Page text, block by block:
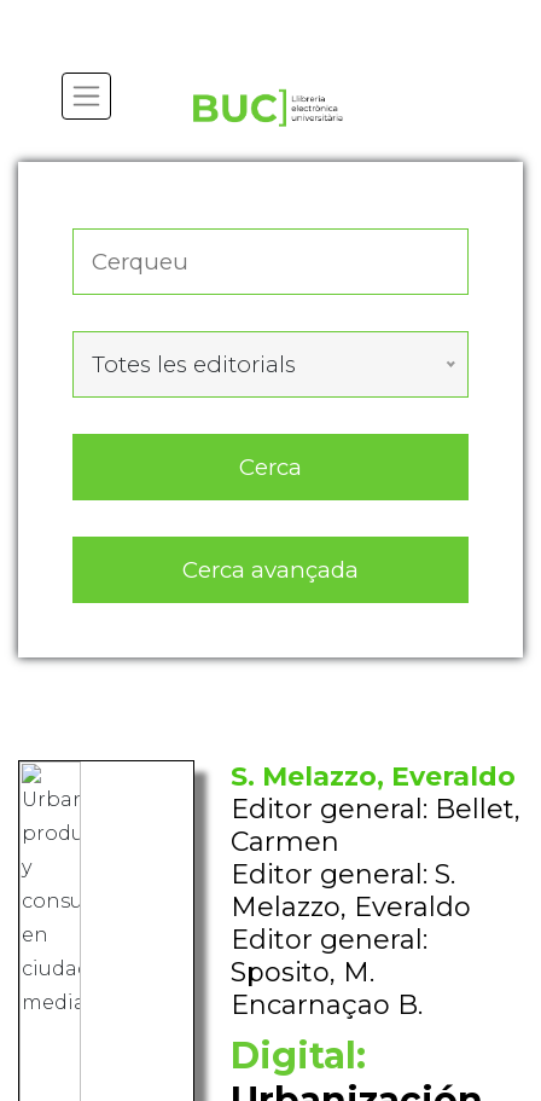
Totes les editorials
Cerca
Cerca avançada
S. Melazzo, Everaldo
Editor general: Bellet,
Carmen
Editor general: S.
Melazzo, Everaldo
Editor general:
Sposito, M.
Encarnaçao B.
Digital: